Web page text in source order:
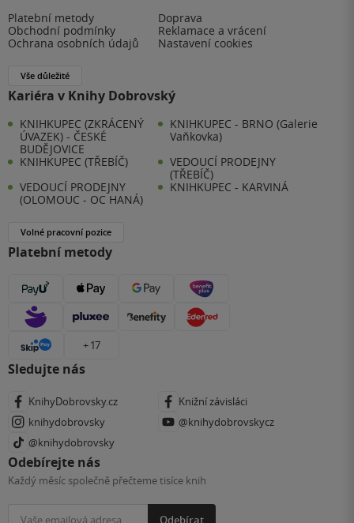
Platební metody
Doprava
Obchodní podmínky
Reklamace a vrácení
Ochrana osobních údajů
Nastavení cookies
Vše důležité
Kariéra v Knihy Dobrovský
KNIHKUPEC (ZKRÁCENÝ
ÚVAZEK) - ČESKÉ
BUDĚJOVICE
KNIHKUPEC - BRNO (Galerie
Vaňkovka)
KNIHKUPEC (TŘEBÍČ)
VEDOUCÍ PRODEJNY
(TŘEBÍČ)
VEDOUCÍ PRODEJNY
(OLOMOUC - OC HANÁ)
KNIHKUPEC - KARVINÁ
Volné pracovní pozice
Platební metody
+ 17
Sledujte nás
KnihyDobrovsky.cz
Knižní závisláci
knihydobrovsky
@knihydobrovskycz
@knihydobrovsky
Odebírejte nás
Každý měsíc společně přečteme tisíce knih
Odebírat